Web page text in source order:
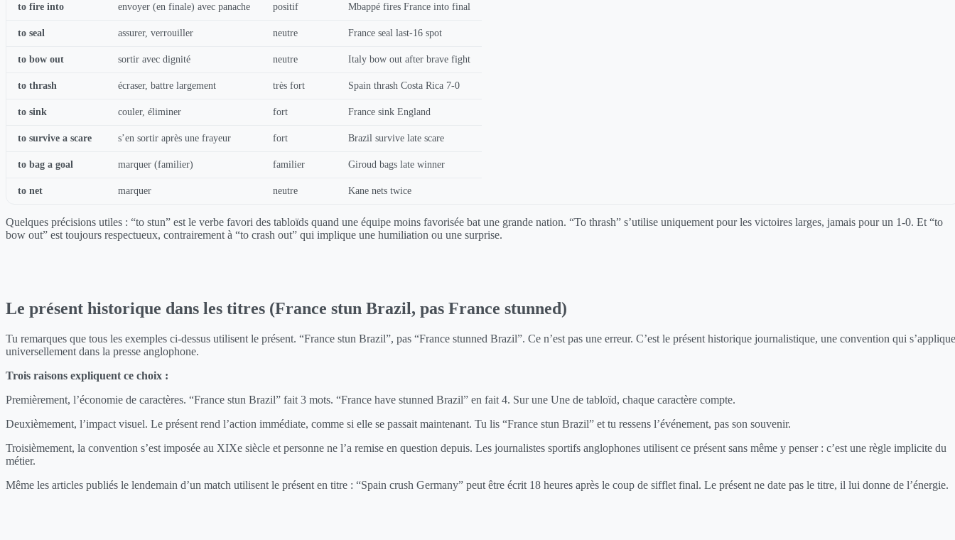
to fire into envoyer (en finale) avec panache positif Mbappé fires France into final
to seal assurer, verrouiller neutre France seal last-16 spot
to bow out sortir avec dignité neutre Italy bow out after brave fight
to thrash écraser, battre largement très fort Spain thrash Costa Rica 7-0
to sink couler, éliminer fort France sink England
to survive a scare s’en sortir après une frayeur fort Brazil survive late scare
to bag a goal marquer (familier) familier Giroud bags late winner
to net marquer neutre Kane nets twice
Quelques précisions utiles : “to stun” est le verbe favori des tabloïds quand une équipe moins favorisée bat une grande nation. “To thrash” s’utilise uniquement pour les victoires larges, jamais pour un 1-0. Et “to
bow out” est toujours respectueux, contrairement à “to crash out” qui implique une humiliation ou une surprise.
Le présent historique dans les titres (France stun Brazil, pas France stunned)
Tu remarques que tous les exemples ci-dessus utilisent le présent. “France stun Brazil”, pas “France stunned Brazil”. Ce n’est pas une erreur. C’est le présent historique journalistique, une convention qui s’applique
universellement dans la presse anglophone.
Trois raisons expliquent ce choix :
Premièrement, l’économie de caractères. “France stun Brazil” fait 3 mots. “France have stunned Brazil” en fait 4. Sur une Une de tabloïd, chaque caractère compte.
Deuxièmement, l’impact visuel. Le présent rend l’action immédiate, comme si elle se passait maintenant. Tu lis “France stun Brazil” et tu ressens l’événement, pas son souvenir.
Troisièmement, la convention s’est imposée au XIXe siècle et personne ne l’a remise en question depuis. Les journalistes sportifs anglophones utilisent ce présent sans même y penser : c’est une règle implicite du
métier.
Même les articles publiés le lendemain d’un match utilisent le présent en titre : “Spain crush Germany” peut être écrit 18 heures après le coup de sifflet final. Le présent ne date pas le titre, il lui donne de l’énergie.